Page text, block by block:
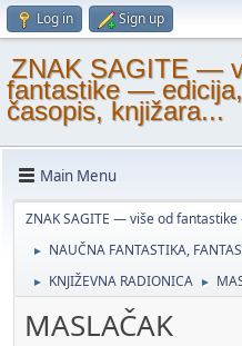
Log in Sign up
ZNAK SAGITE —
fantastike — edicija,
časopis, knjižara...
Main Menu
ZNAK SAGITE — više od
► NAUČNA FANTASTIKA,
► KNJIŽEVNA RADIONICA ►
MASLAČAK